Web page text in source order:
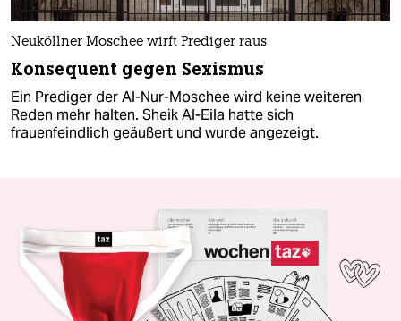
Neuköllner Moschee wirft Prediger raus
Konsequent gegen Sexismus
Ein Prediger der Al-Nur-Moschee wird keine weiteren
Reden mehr halten. Sheik Al-Eila hatte sich
frauenfeindlich geäußert und wurde angezeigt.